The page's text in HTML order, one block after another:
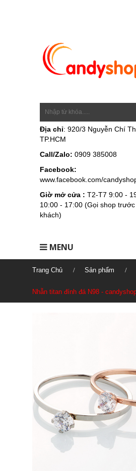
Địa chỉ: 920/3 Nguyễn Chí
TP.HCM
Call/Zalo: 0909 385008
Facebook:
www.facebook.com/
Giờ mở cửa : T2-T7 9:00 -
10:00 - 17:00 (Gọi shop
khách)
MENU
Trang Chủ Sản phẩm
Nhẫn titan đính đá N98 -